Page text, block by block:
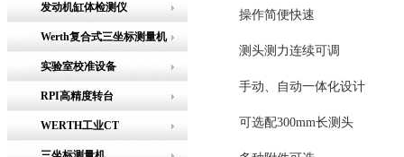
发动机缸体检测仪
Werth复合式三坐标测量机
实验室校准设备
RPI高精度转台
WERTH工业CT
操作简便快速
测头测力连续可调
手动、自动一体化设计
可选配300mm长测头